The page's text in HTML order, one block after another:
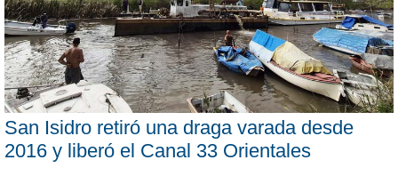
San Isidro retiró una draga varada desde
2016 y liberó el Canal 33 Orientales